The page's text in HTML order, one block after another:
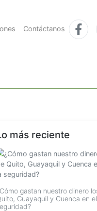
Contáctanos
más reciente
gastan nuestro dinero
Guayaquil y Cuenca en